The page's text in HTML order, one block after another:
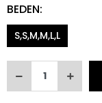
BEDEN:
S,S,M,M,L,L